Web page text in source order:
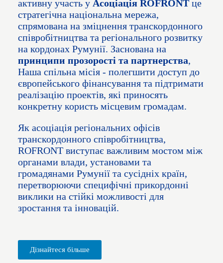
активну участь у Асоціація ROFRONTце
стратегічна національна мережа,
спрямована на зміцнення транскордонного
співробітництва та регіонального розвитку
на кордонах Румунії. Заснована на
принципи прозорості та партнерства,
Наша спільна місія - полегшити доступ до
європейського фінансування та підтримати
реалізацію проектів, які приносять
конкретну користь місцевим громадам.
Як асоціація регіональних офісів
транскордонного співробітництва,
ROFRONT виступає важливим мостом між
органами влади, установами та
громадянами Румунії та сусідніх країн,
перетворюючи специфічні прикордонні
виклики на стійкі можливості для
зростання та інновацій.
Дізнайтеся більше